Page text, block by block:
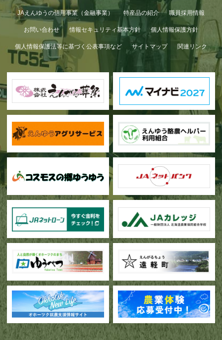
GWも終わり…
ブロッコリー播種作業が行われています
JAえんゆうの信用事業（金融事業） 特産品の紹介 職員採用情報
お問い合わせ 情報セキュリティ基本方針 個人情報保護方針
個人情報保護法等に基づく公表事項など サイトマップ 関連リンク